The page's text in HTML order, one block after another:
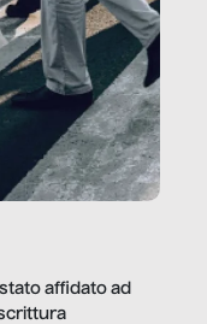
affidato ad